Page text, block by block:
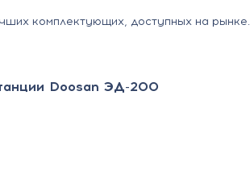
комплектующих, доступных на рынке.
Doosan ЭД-200